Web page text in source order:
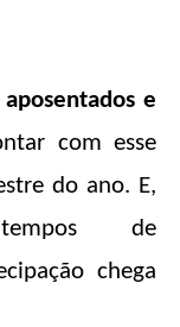
e
com esse
do ano. E,
de
chega